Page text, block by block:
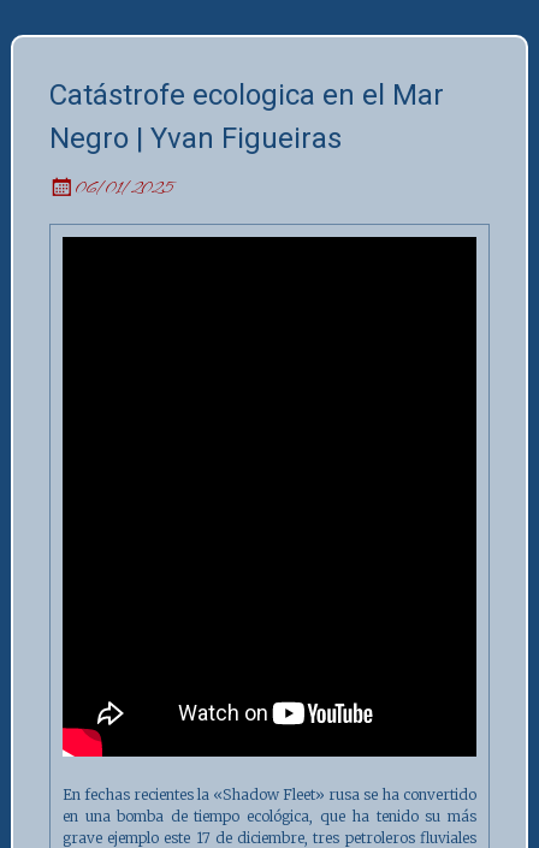
Catástrofe ecologica en el Mar
Negro | Yvan Figueiras
06/01/2025
En fechas recientes la «Shadow Fleet» rusa se ha convertido
en una bomba de tiempo ecológica, que ha tenido su más
grave ejemplo este 17 de diciembre, tres petroleros fluviales